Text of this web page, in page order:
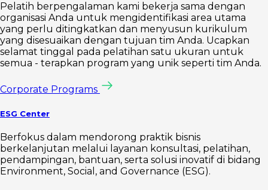
Pelatih berpengalaman kami bekerja sama dengan
organisasi Anda untuk mengidentifikasi area utama
yang perlu ditingkatkan dan menyusun kurikulum
yang disesuaikan dengan tujuan tim Anda. Ucapkan
selamat tinggal pada pelatihan satu ukuran untuk
semua - terapkan program yang unik seperti tim Anda.
Corporate Programs
ESG Center
Berfokus dalam mendorong praktik bisnis
berkelanjutan melalui layanan konsultasi, pelatihan,
pendampingan, bantuan, serta solusi inovatif di bidang
Environment, Social, and Governance (ESG).